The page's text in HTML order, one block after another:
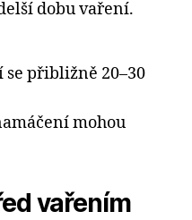
dobu vaření.
se přibližně 20–30
mohou
vařením